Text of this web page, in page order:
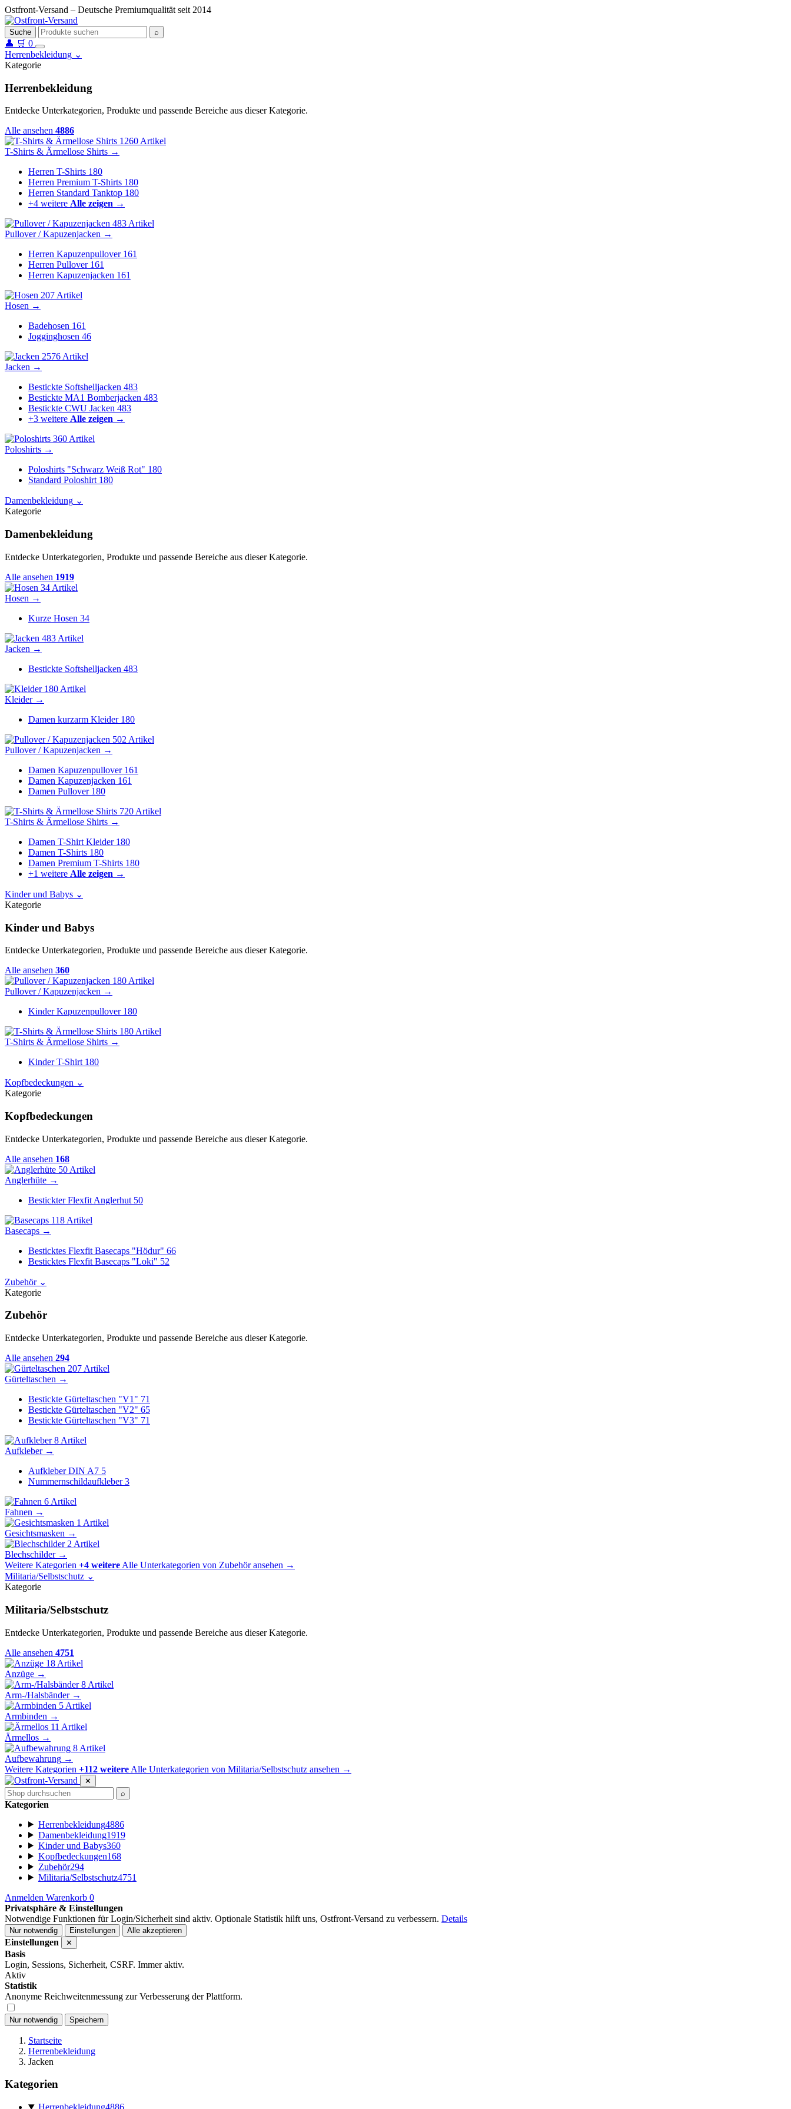
Ostfront-Versand – Deutsche Premiumqualität seit 2014
Suche ⌕
👤 🛒 0
Herrenbekleidung ⌄
Kategorie
Herrenbekleidung
Entdecke Unterkategorien, Produkte und passende Bereiche aus dieser Kategorie.
Alle ansehen 4886
1260 Artikel
T-Shirts & Ärmellose Shirts →
Herren T-Shirts 180
Herren Premium T-Shirts 180
Herren Standard Tanktop 180
+4 weitere Alle zeigen →
483 Artikel
Pullover / Kapuzenjacken →
Herren Kapuzenpullover 161
Herren Pullover 161
Herren Kapuzenjacken 161
207 Artikel
Hosen →
Badehosen 161
Jogginghosen 46
2576 Artikel
Jacken →
Bestickte Softshelljacken 483
Bestickte MA1 Bomberjacken 483
Bestickte CWU Jacken 483
+3 weitere Alle zeigen →
360 Artikel
Poloshirts →
Poloshirts "Schwarz Weiß Rot" 180
Standard Poloshirt 180
Damenbekleidung ⌄
Kategorie
Damenbekleidung
Entdecke Unterkategorien, Produkte und passende Bereiche aus dieser Kategorie.
Alle ansehen 1919
34 Artikel
Hosen →
Kurze Hosen 34
483 Artikel
Jacken →
Bestickte Softshelljacken 483
180 Artikel
Kleider →
Damen kurzarm Kleider 180
502 Artikel
Pullover / Kapuzenjacken →
Damen Kapuzenpullover 161
Damen Kapuzenjacken 161
Damen Pullover 180
720 Artikel
T-Shirts & Ärmellose Shirts →
Damen T-Shirt Kleider 180
Damen T-Shirts 180
Damen Premium T-Shirts 180
+1 weitere Alle zeigen →
Kinder und Babys ⌄
Kategorie
Kinder und Babys
Entdecke Unterkategorien, Produkte und passende Bereiche aus dieser Kategorie.
Alle ansehen 360
180 Artikel
Pullover / Kapuzenjacken →
Kinder Kapuzenpullover 180
180 Artikel
T-Shirts & Ärmellose Shirts →
Kinder T-Shirt 180
Kopfbedeckungen ⌄
Kategorie
Kopfbedeckungen
Entdecke Unterkategorien, Produkte und passende Bereiche aus dieser Kategorie.
Alle ansehen 168
50 Artikel
Anglerhüte →
Bestickter Flexfit Anglerhut 50
118 Artikel
Basecaps →
Besticktes Flexfit Basecaps "Hödur" 66
Besticktes Flexfit Basecaps "Loki" 52
Zubehör ⌄
Kategorie
Zubehör
Entdecke Unterkategorien, Produkte und passende Bereiche aus dieser Kategorie.
Alle ansehen 294
207 Artikel
Gürteltaschen →
Bestickte Gürteltaschen "V1" 71
Bestickte Gürteltaschen "V2" 65
Bestickte Gürteltaschen "V3" 71
8 Artikel
Aufkleber →
Aufkleber DIN A7 5
Nummernschildaufkleber 3
6 Artikel
Fahnen →
1 Artikel
Gesichtsmasken →
2 Artikel
Blechschilder →
Weitere Kategorien +4 weitere Alle Unterkategorien von Zubehör ansehen →
Militaria/Selbstschutz ⌄
Kategorie
Militaria/Selbstschutz
Entdecke Unterkategorien, Produkte und passende Bereiche aus dieser Kategorie.
Alle ansehen 4751
18 Artikel
Anzüge →
8 Artikel
Arm-/Halsbänder →
5 Artikel
Armbinden →
11 Artikel
Ärmellos →
8 Artikel
Aufbewahrung →
Weitere Kategorien +112 weitere Alle Unterkategorien von Militaria/Selbstschutz ansehen →
✕
⌕
Kategorien
Herrenbekleidung4886
Damenbekleidung1919
Kinder und Babys360
Kopfbedeckungen168
Zubehör294
Militaria/Selbstschutz4751
Anmelden Warenkorb 0
Privatsphäre & Einstellungen
Notwendige Funktionen für Login/Sicherheit sind aktiv. Optionale Statistik hilft uns, Ostfront-Versand zu verbessern. Details
Nur notwendig Einstellungen Alle akzeptieren
Einstellungen ✕
Basis
Login, Sessions, Sicherheit, CSRF. Immer aktiv.
Aktiv
Statistik
Anonyme Reichweitenmessung zur Verbesserung der Plattform.
Nur notwendig Speichern
Startseite
Herrenbekleidung
Jacken
Kategorien
Herrenbekleidung4886